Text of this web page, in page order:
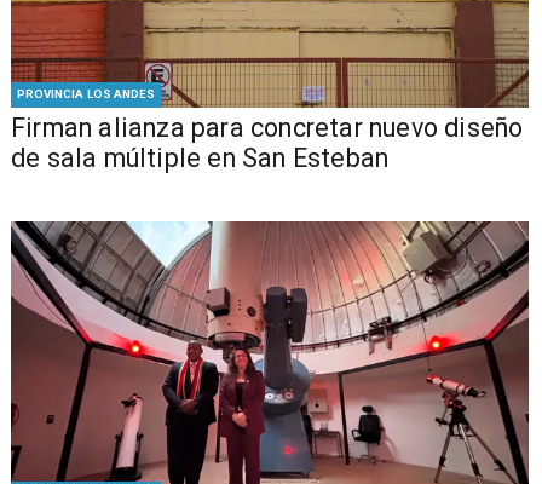
PROVINCIA LOS ANDES
​​Firman alianza para concretar nuevo diseño
de sala múltiple en San Esteban